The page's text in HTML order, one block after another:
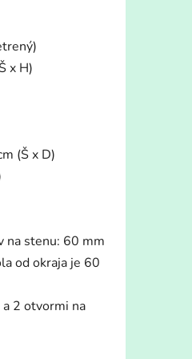
x H)
(Š x D)
na stenu: 60 mm
od okraja je 60
2 otvormi na